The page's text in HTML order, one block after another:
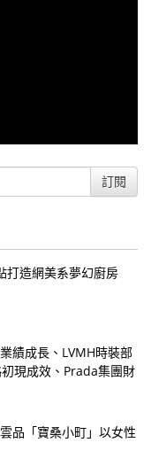
訂閱
打造網美系夢幻廚房
績成長、LVMH時裝部
現成效、Prada集團財
品「寶桑小町」以女性